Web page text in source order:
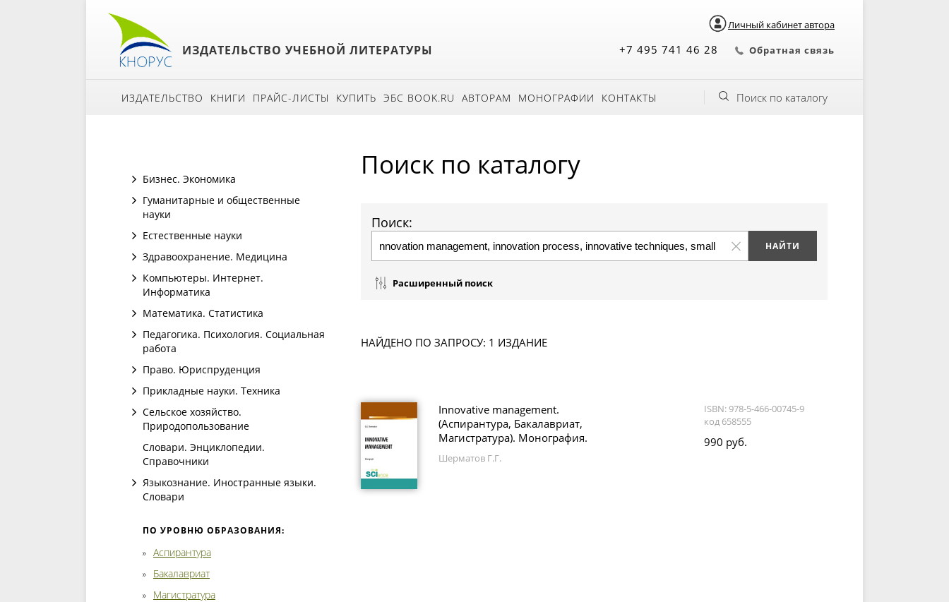
Личный кабинет автора
ИЗДАТЕЛЬСТВО УЧЕБНОЙ ЛИТЕРАТУРЫ +7 495 741 46 28 Обратная связь
ИЗДАТЕЛЬСТВО КНИГИ ПРАЙС-ЛИСТЫ КУПИТЬ ЭБС BOOK.RU АВТОРАМ МОНОГРАФИИ КОНТАКТЫ Поиск по каталогу
Бизнес. Экономика
Гуманитарные и общественные
науки
Естественные науки
Здравоохранение. Медицина
Компьютеры. Интернет.
Информатика
Математика. Статистика
Педагогика. Психология. Социальная
работа
Право. Юриспруденция
Прикладные науки. Техника
Сельское хозяйство.
Природопользование
Словари. Энциклопедии.
Справочники
Языкознание. Иностранные языки.
Словари
ПО УРОВНЮ ОБРАЗОВАНИЯ:
Аспирантура
Бакалавриат
Магистратура
Поиск по каталогу
Поиск:
Расширенный поиск
НАЙДЕНО ПО ЗАПРОСУ: 1 ИЗДАНИЕ
Innovative management.
(Аспирантура, Бакалавриат,
Магистратура). Монография.
Шерматов Г.Г.
ISBN: 978-5-466-00745-9
код 658555
990 руб.